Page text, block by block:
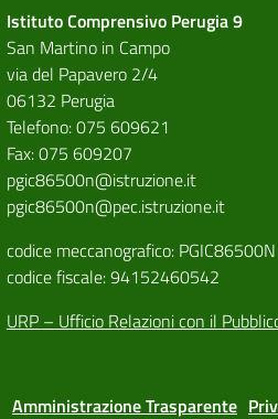
Istituto Comprensivo Perugia 9
San Martino in Campo
via del Papavero 2/4
06132 Perugia
Telefono: 075 609621
Fax: 075 609207
pgic86500n@istruzione.it
pgic86500n@pec.istruzione.it
codice meccanografico: PGIC86500N
codice fiscale: 94152460542
URP – Ufficio Relazioni con il
Amministrazione Trasparente